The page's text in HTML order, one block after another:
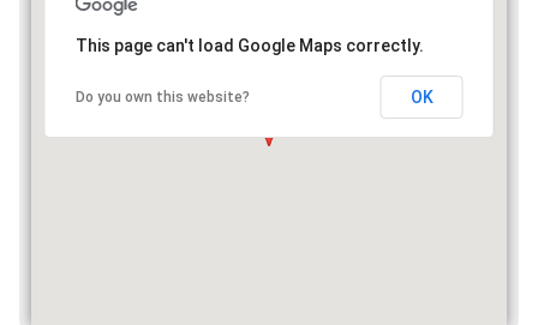
This page can't load Google Maps correctly.
Do you own this website? OK